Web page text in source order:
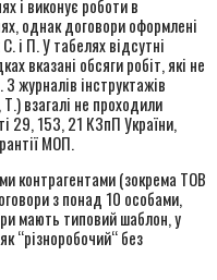
і виконує роботи в
однак договори оформлені
і П. У табелях відсутні
вказані обсяги робіт, які не
журналів інструктажів
взагалі не проходили
29, 153, 21 КЗпП України,
МОП.
контрагентами (зокрема ТОВ
з понад 10 особами,
мають типовий шаблон, у
“різноробочий“ без